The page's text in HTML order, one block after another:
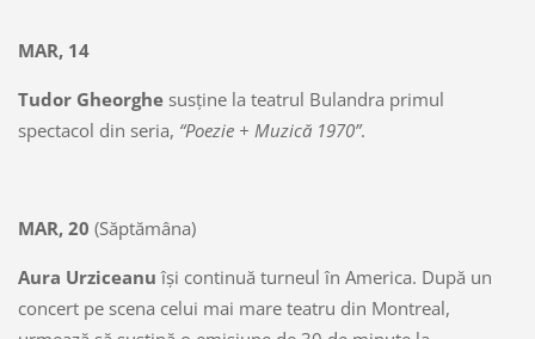
MAR, 14
Tudor Gheorghe susţine la teatrul Bulandra primul
spectacol din seria, “Poezie + Muzică 1970”.
MAR, 20 (Săptămâna)
Aura Urziceanu îşi continuă turneul în America. După un
concert pe scena celui mai mare teatru din Montreal,